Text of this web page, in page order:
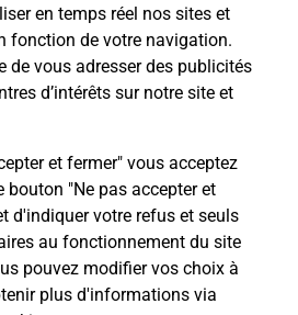
en temps réel nos sites et
fonction de votre navigation.
de vous adresser des publicités
d’intérêts sur notre site et
et fermer" vous acceptez
bouton "Ne pas accepter et
d'indiquer votre refus et seuls
au fonctionnement du site
pouvez modifier vos choix à
plus d'informations via
ST BENOIT LA FORET